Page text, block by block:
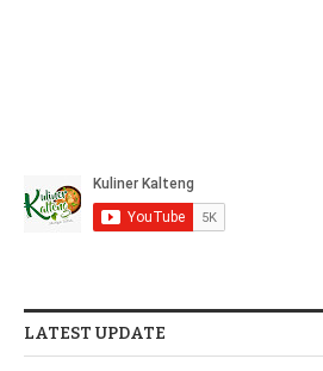
LATEST UPDATE